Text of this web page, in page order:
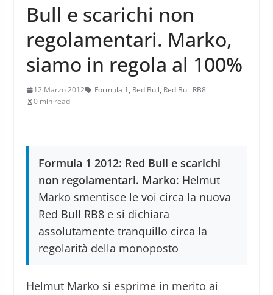
Bull e scarichi non
regolamentari. Marko,
siamo in regola al 100%
12 Marzo 2012 Formula 1, Red Bull, Red Bull RB8
0 min read
Formula 1 2012: Red Bull e scarichi
non regolamentari. Marko: Helmut
Marko smentisce le voi circa la nuova
Red Bull RB8 e si dichiara
assolutamente tranquillo circa la
regolarità della monoposto
Helmut Marko si esprime in merito ai